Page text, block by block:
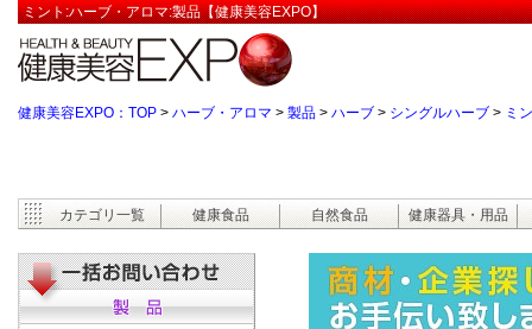
ミント:ハーブ・アロマ:製品【健康美容EXPO】
健康美容EXPO：TOP > ハーブ・アロマ > 製品 > ハーブ > シングルハーブ > ミ
カテゴリ一覧 健康食品 自然食品 健康器具・用品